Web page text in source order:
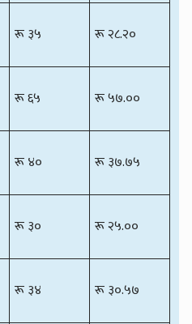
रू ३५ रू २८.२०
रू ६५ रू ५७.००
रू ४० रू ३७.७५
रू ३० रू २५.००
रू ३४ रू ३०.५७